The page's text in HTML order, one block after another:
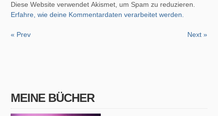
Diese Website verwendet Akismet, um Spam zu reduzieren.
Erfahre, wie deine Kommentardaten verarbeitet werden.
« Prev Next »
MEINE BÜCHER